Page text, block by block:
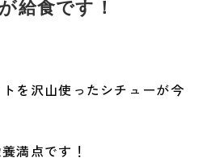
給食です！
を沢山使ったシチューが今
満点です！